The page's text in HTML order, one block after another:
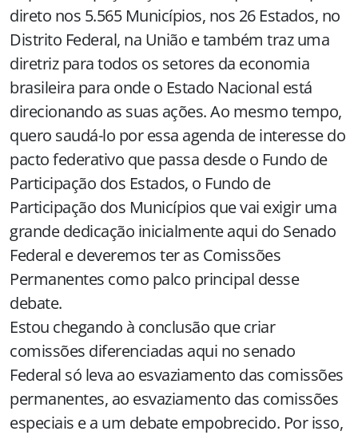
direto nos 5.565 Municípios, nos 26 Estados, no
Distrito Federal, na União e também traz uma
diretriz para todos os setores da economia
brasileira para onde o Estado Nacional está
direcionando as suas ações. Ao mesmo tempo,
quero saudá-lo por essa agenda de interesse do
pacto federativo que passa desde o Fundo de
Participação dos Estados, o Fundo de
Participação dos Municípios que vai exigir uma
grande dedicação inicialmente aqui do Senado
Federal e deveremos ter as Comissões
Permanentes como palco principal desse
debate.
Estou chegando à conclusão que criar
comissões diferenciadas aqui no senado
Federal só leva ao esvaziamento das comissões
permanentes, ao esvaziamento das comissões
especiais e a um debate empobrecido. Por isso,